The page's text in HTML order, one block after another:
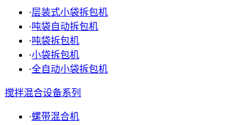
·层装式小袋拆包机
·吨袋自动拆包机
·吨袋拆包机
·小袋拆包机
·全自动小袋拆包机
搅拌混合设备系列
·螺带混合机